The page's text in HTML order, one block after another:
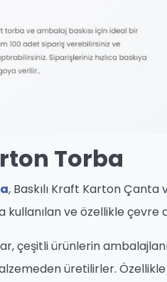
Torba
, Baskılı Kraft Karton Çanta
kullanılan ve özellikle
çeşitli ürünlerin
üretilirler.